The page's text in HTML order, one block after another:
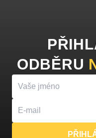
ODBĚRU